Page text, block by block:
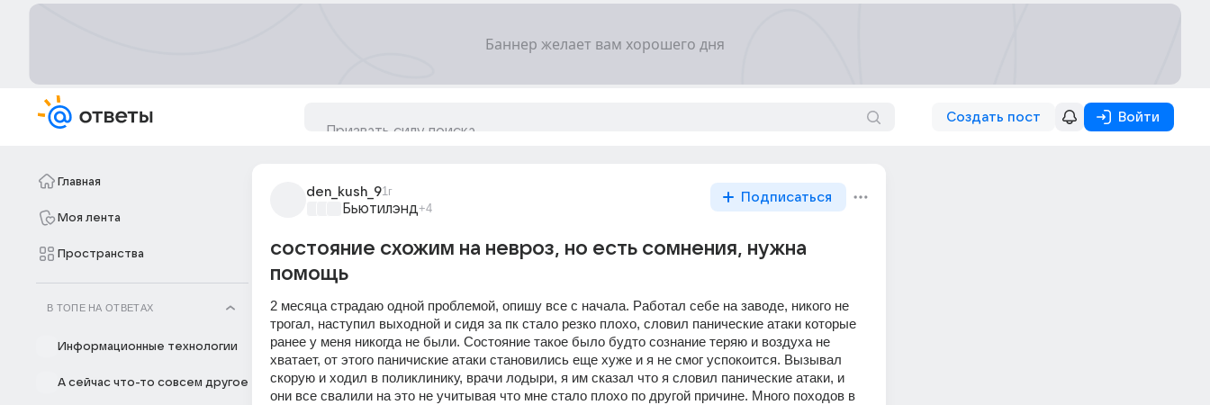
Создать пост Войти
Главная
Моя лента
Пространства
В ТОПЕ НА ОТВЕТАХ
Информационные технологии
А сейчас что-то совсем другое
den_kush_91г
Бьютилэнд+4
Подписаться
состояние схожим на невроз, но есть сомнения, нужна
помощь
2 месяца страдаю одной проблемой, опишу все с начала. Работал себе на заводе, никого не
трогал, наступил выходной и сидя за пк стало резко плохо, словил панические атаки которые
ранее у меня никогда не были. Состояние такое было будто сознание теряю и воздуха не
хватает, от этого паничиские атаки становились еще хуже и я не смог успокоится. Вызывал
скорую и ходил в поликлинику, врачи лодыри, я им сказал что я словил панические атаки, и
они все свалили на это не учитывая что мне стало плохо по другой причине. Много походов в